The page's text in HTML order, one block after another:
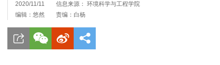
2020/11/11
信息来源： ​环境科学与工程学院
编辑：悠然
责编：白杨